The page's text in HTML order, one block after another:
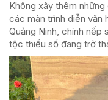
Không xây thêm
các màn trình diễn văn
Quảng Ninh, chính nếp
tộc thiểu số đang trở